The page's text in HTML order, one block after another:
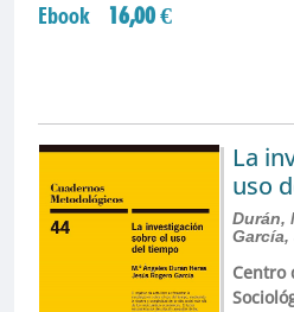
Ebook 16,00 €
La
uso
Durán,
García,
Centro